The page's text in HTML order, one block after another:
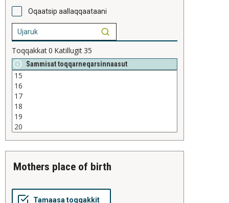
Oqaatsip aallaqqaataani
Toqqakkat0 Katillugit35
Sammisat toqqarneqarsinnaasut
mothers place of birth